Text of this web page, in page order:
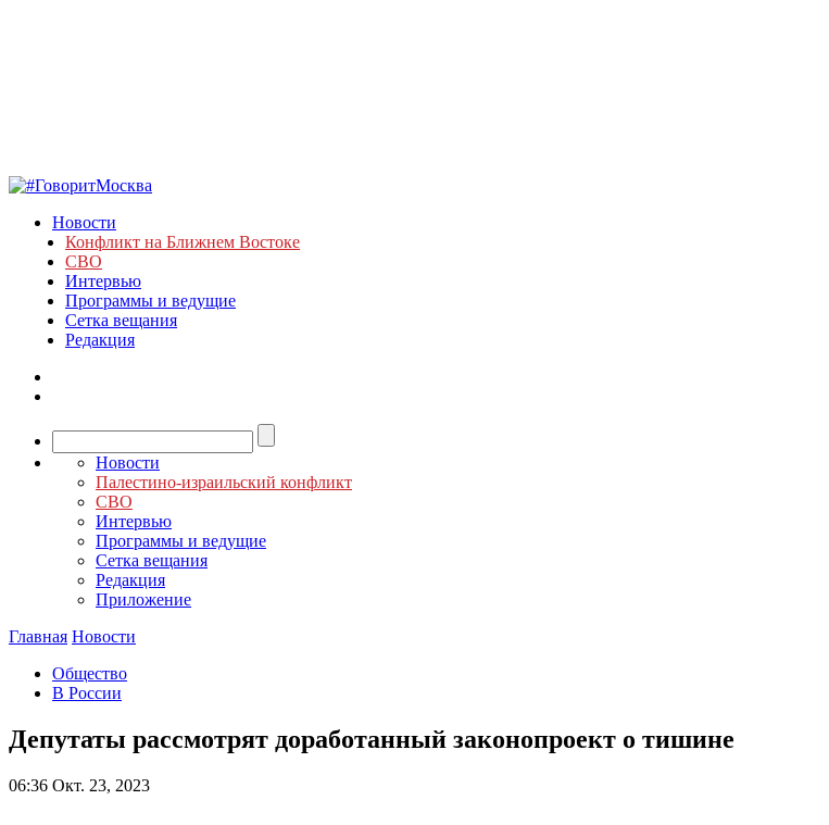
Новости
Конфликт на Ближнем Востоке
СВО
Интервью
Программы и ведущие
Сетка вещания
Редакция
Новости
Палестино-израильский конфликт
СВО
Интервью
Программы и ведущие
Сетка вещания
Редакция
Приложение
Главная Новости
Общество
В России
Депутаты рассмотрят доработанный законопроект о тишине
06:36 Окт. 23, 2023